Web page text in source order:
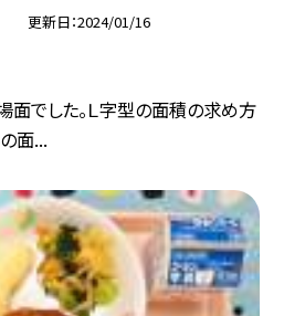
更新日 2024/01/16
面でした。Ｌ字型の面積の求め方
面...